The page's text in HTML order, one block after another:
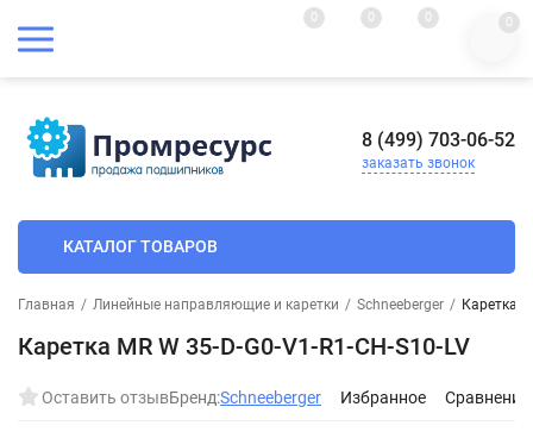
0 0 0 0
8 (499) 703-06-52
заказать звонок
КАТАЛОГ ТОВАРОВ
Главная / Линейные направляющие и каретки / Schneeberger / Каретка
Каретка MR W 35-D-G0-V1-R1-CH-S10-LV
Оставить отзывБренд:Schneeberger Избранное Сравнение